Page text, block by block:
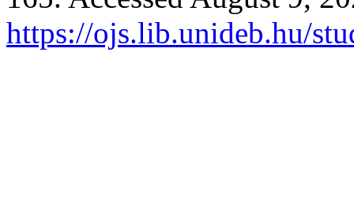
https://ojs.lib.unideb.hu/